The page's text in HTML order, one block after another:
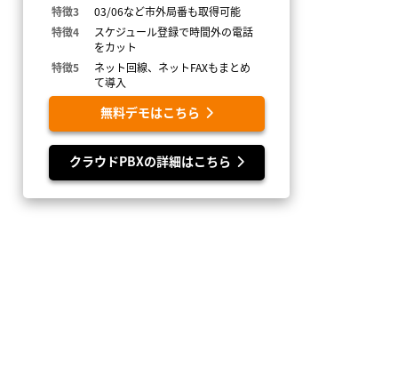
特徴3
03/06など市外局番も取得可能
特徴4
スケジュール登録で時間外の電話
をカット
特徴5
ネット回線、ネットFAXもまとめ
て導入
無料デモはこちら
クラウドPBXの詳細はこちら